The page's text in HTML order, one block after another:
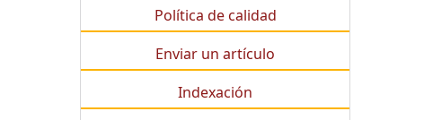
Política de calidad
Enviar un artículo
Indexación